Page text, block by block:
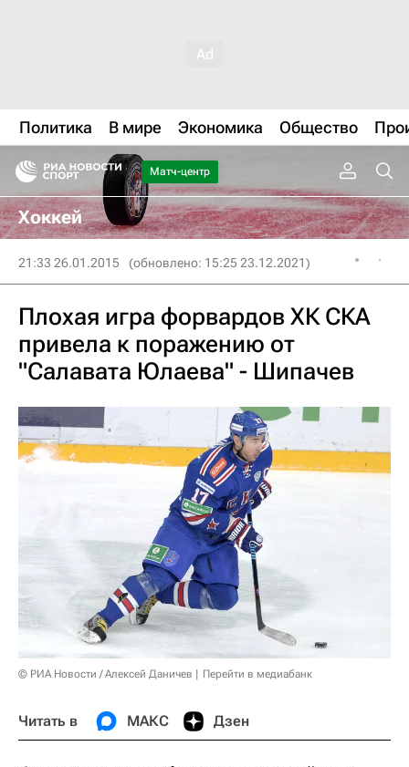
Политика В мире Экономика Общество
Матч-центр
Хоккей
21:33 26.01.2015 (обновлено: 15:25 23.12.2021)
Плохая игра форвардов ХК СКА
привела к поражению от
"Салавата Юлаева" - Шипачев
© РИА Новости / Алексей Даничев Перейти в медиабанк
Читать в МАКС Дзен